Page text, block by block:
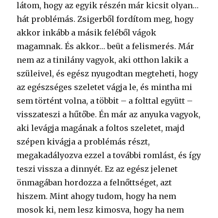
látom, hogy az egyik részén már kicsit olyan…
hát problémás. Zsigerből fordítom meg, hogy
akkor inkább a másik feléből vágok
magamnak. És akkor… beüt a felismerés. Már
nem az a tinilány vagyok, aki otthon lakik a
szüleivel, és egész nyugodtan megteheti, hogy
az egészséges szeletet vágja le, és mintha mi
sem történt volna, a többit – a folttal együtt –
visszateszi a hűtőbe. Én már az anyuka vagyok,
aki levágja magának a foltos szeletet, majd
szépen kivágja a problémás részt,
megakadályozva ezzel a további romlást, és így
teszi vissza a dinnyét. Ez az egész jelenet
önmagában hordozza a felnőttséget, azt
hiszem. Mint ahogy tudom, hogy ha nem
mosok ki, nem lesz kimosva, hogy ha nem